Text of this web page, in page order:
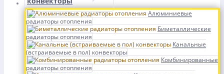
Алюминиевые
радиаторы отопления
Биметаллические
радиаторы отопления
Канальные
(встраиваемые в пол) конвекторы
Комбинированные
радиаторы отопления